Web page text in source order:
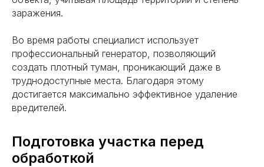
заражения.
Во время работы специалист использует
профессиональный генератор, позволяющий
создать плотный туман, проникающий даже в
труднодоступные места. Благодаря этому
достигается максимально эффективное удаление
вредителей.
Подготовка участка перед
обработкой
Всеволожск
Сосновый
Бор
Кириши
Волхов
Луга
Никольское
Пушкин
Ломоносов
Петергоф